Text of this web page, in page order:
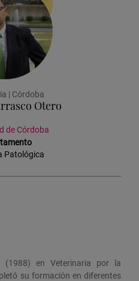
| Córdoba
Otero
de Córdoba
Patológica
(1988) en Veterinaria por la
su formación en diferentes